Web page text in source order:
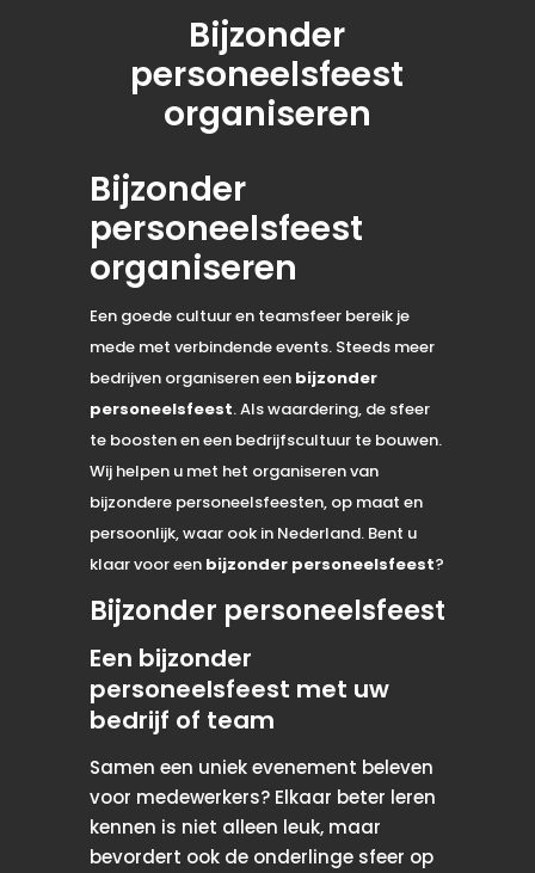
Bijzonder
personeelsfeest
organiseren
Bijzonder
personeelsfeest
organiseren
Een goede cultuur en teamsfeer bereik je
mede met verbindende events. Steeds meer
bedrijven organiseren een bijzonder
personeelsfeest. Als waardering, de sfeer
te boosten en een bedrijfscultuur te bouwen.
Wij helpen u met het organiseren van
bijzondere personeelsfeesten, op maat en
persoonlijk, waar ook in Nederland. Bent u
klaar voor een bijzonder personeelsfeest?
Bijzonder personeelsfeest
Een bijzonder
personeelsfeest met uw
bedrijf of team
Samen een uniek evenement beleven
voor medewerkers? Elkaar beter leren
kennen is niet alleen leuk, maar
bevordert ook de onderlinge sfeer op